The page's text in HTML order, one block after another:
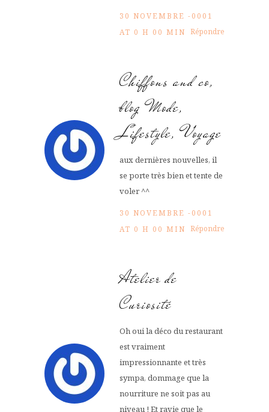
30 NOVEMBRE -0001
AT 0 H 00 MIN Répondre
Chiffons and co,
blog Mode,
Lifestyle, Voyage
aux dernières nouvelles, il
se porte très bien et tente de
voler ^^
30 NOVEMBRE -0001
AT 0 H 00 MIN Répondre
Atelier de
Curiosité
Oh oui la déco du restaurant
est vraiment
impressionnante et très
sympa, dommage que la
nourriture ne soit pas au
niveau ! Et ravie que le